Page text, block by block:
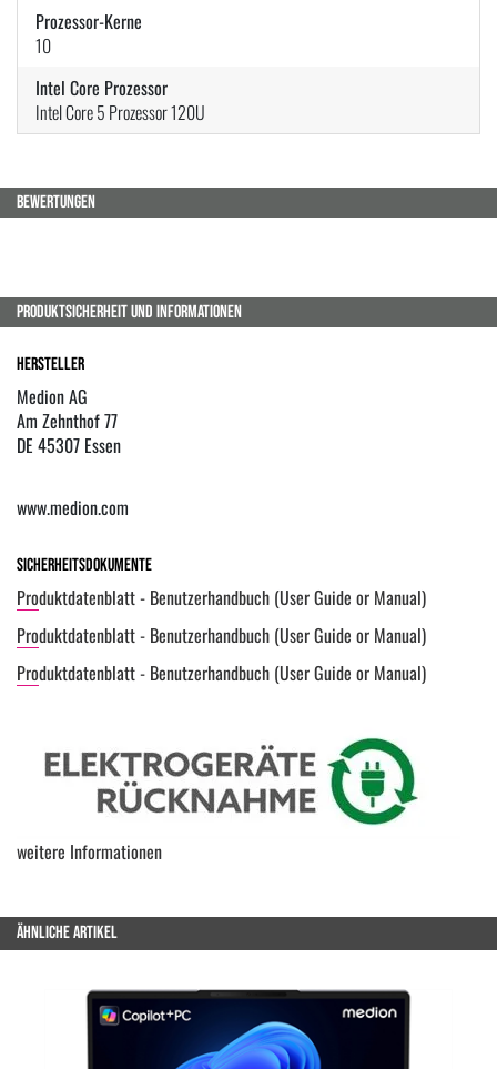
Prozessor-Kerne
10
Intel Core Prozessor
Intel Core 5 Prozessor 120U
BEWERTUNGEN
PRODUKTSICHERHEIT UND INFORMATIONEN
Hersteller
Medion AG
Am Zehnthof 77
DE 45307 Essen
www.medion.com
Sicherheitsdokumente
Produktdatenblatt - Benutzerhandbuch (User Guide or Manual)
Produktdatenblatt - Benutzerhandbuch (User Guide or Manual)
Produktdatenblatt - Benutzerhandbuch (User Guide or Manual)
weitere Informationen
ÄHNLICHE ARTIKEL